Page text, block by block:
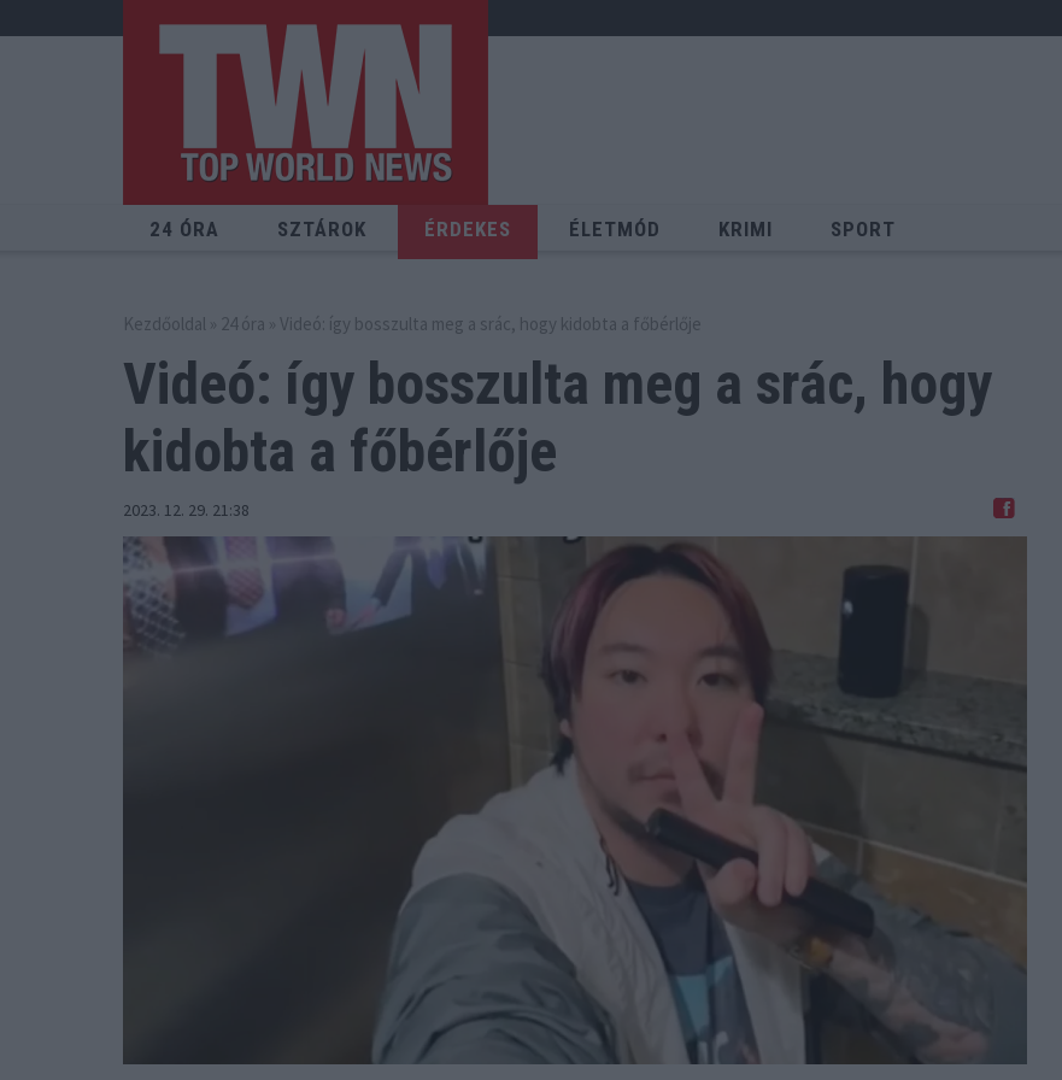
24 ÓRA SZTÁROK ÉRDEKES ÉLETMÓD KRIMI SPORT
Kezdőoldal » 24 óra » Videó: így bosszulta meg a srác, hogy kidobta a főbérlője
Videó: így bosszulta meg a srác, hogy
kidobta a főbérlője
2023. 12. 29. 21:38